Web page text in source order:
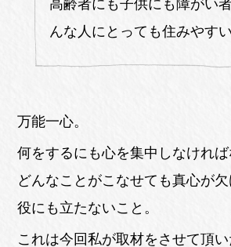
高齢者にも子供にも障がい
んな人にとっても住みやす
万能一心。
何をするにも心を集中しなければ
どんなことがこなせても真心が
役にも立たないこと。
これは今回私が取材をさせて頂